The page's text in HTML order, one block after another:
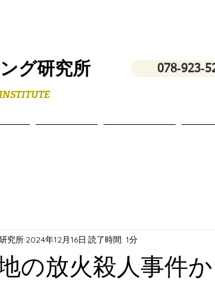
グ研究所
の放火殺人事件
究所 2024年12月16日 読了時間: 1分